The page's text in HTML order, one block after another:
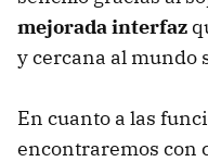
mejorada interfaz
y cercana al mundo
En cuanto a las
encontraremos con